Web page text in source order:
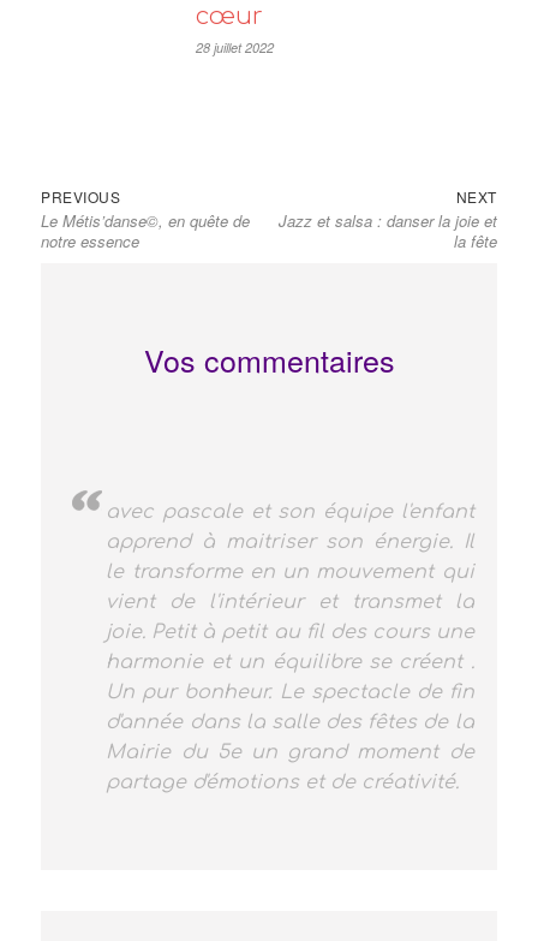
cœur
28 juillet 2022
Navigation
de
l’article
PREVIOUSPrevious
post:
Le Métis’danse©, en quête de
notre essence
NEXTNext
post:
Jazz et salsa : danser la joie et
la fête
Vos commentaires
Diane ne voulait pas danser...
jusqu'à sa rencontre avec Pascale!
ma fille s'est révélée et s'exprime par
la danse. On la sent heureuse, ça
n'a pas de prix...merci, merci à
Pascale et Marine